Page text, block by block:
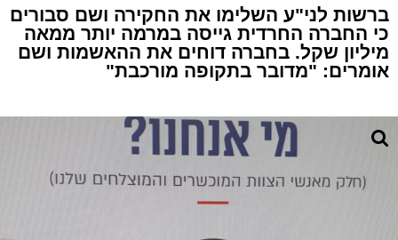
ברשות לני"ע השלימו את החקירה ושם סבורים
כי החברה החרדית גייסה במרמה יותר ממאה
מיליון שקל. בחברה דוחים את ההאשמות ושם
אומרים: "מדובר בתקופה מורכבת"